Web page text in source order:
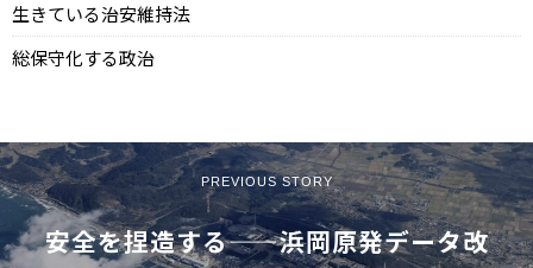
生きている治安維持法
総保守化する政治
PREVIOUS STORY
安全を捏造する——浜岡原発データ改